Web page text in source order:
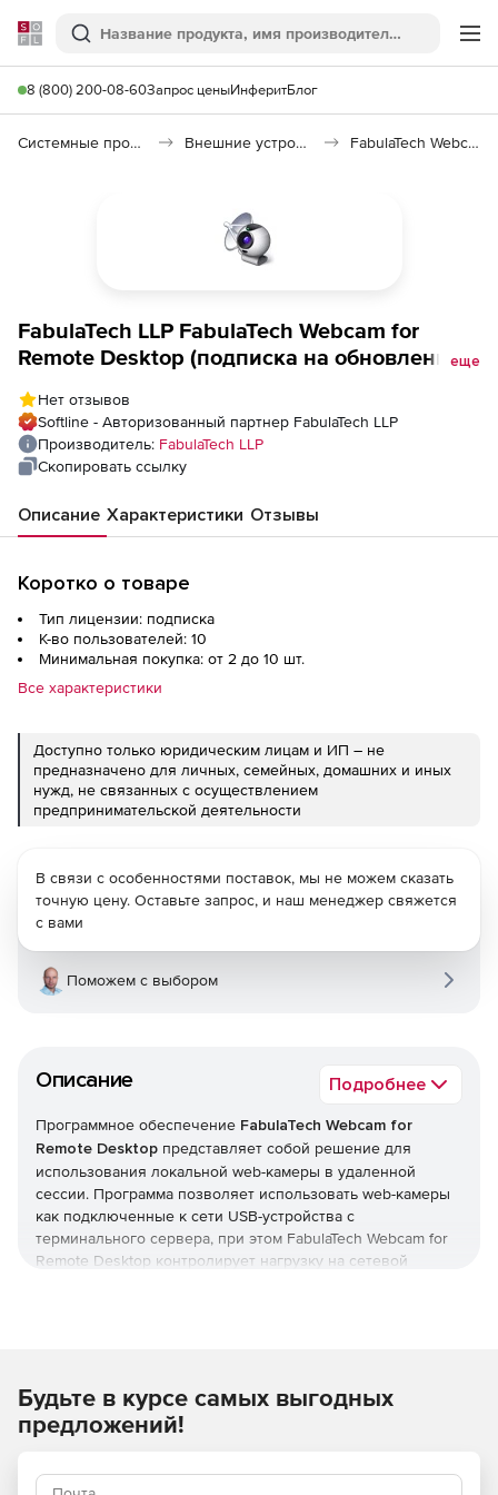
Softline
Поиск
8 (800) 200-08-60Запрос ценыИнферитБлог
Системные программы Внешние устройства FabulaTech Webcam for Remote Desktop
FabulaTech LLP FabulaTech Webcam for
Remote Desktop (подписка на обновления),
еще
Нет отзывов
Softline - Авторизованный партнер FabulaTech LLP
Производитель: FabulaTech LLP
Скопировать ссылку
Описание Характеристики Отзывы
Коротко о товаре
Тип лицензии: подписка
К-во пользователей: 10
Минимальная покупка: от 2 до 10 шт.
Все характеристики
Доступно только юридическим лицам и ИП – не
предназначено для личных, семейных, домашних и иных
нужд, не связанных с осуществлением
предпринимательской деятельности
Описание Подробнее
Программное обеспечение FabulaTech Webcam for
Remote Desktop представляет собой решение для
использования локальной web-камеры в удаленной
сессии. Программа позволяет использовать web-камеры
как подключенные к сети USB-устройства с
терминального сервера, при этом FabulaTech Webcam for
Remote Desktop контролирует нагрузку на сетевой
использовать web-камеру может только пользователь,
который делает запрос на устройство. FabulaTech Webcam
for Remote Desktop работает без установки специальных
удаленную сессию, и программа FabulaTech Webcam for
В связи с особенностями поставок, мы не можем сказать
точную цену. Оставьте запрос, и наш менеджер свяжется
с вами
Поможем с выбором
Будьте в курсе самых выгодных
предложений!